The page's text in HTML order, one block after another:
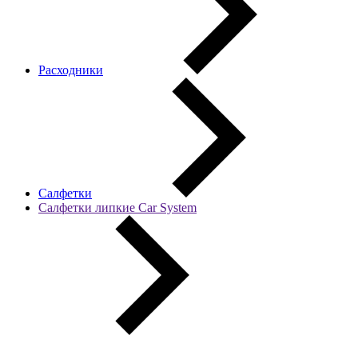
Расходники
Салфетки
Салфетки липкие Car System